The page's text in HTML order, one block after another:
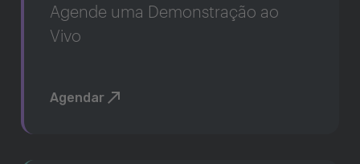
Agende uma Demonstração ao
Vivo
Agendar